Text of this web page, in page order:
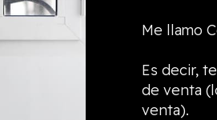
Me llamo
Es decir,
de venta
venta).